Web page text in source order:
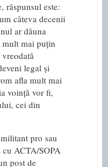
răspunsul este:
câteva decenii
ar dăuna
mult mai puțin
legal și
afla mult mai
voință vor fi,
cei din
pro sau
ACTA/SOPA
post de